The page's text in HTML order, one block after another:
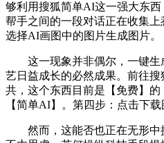
够利用搜狐简单AI这一强大东
帮手之间的一段对话正在收集
选择AI画图中的图片生成图片。
这一现象并非偶尔，一键生
艺日益成长的必然成果。前往
共，这个东西目前是【免费】的
【简单AI】。第四步：点击下载
然而，这能否也正在无形中